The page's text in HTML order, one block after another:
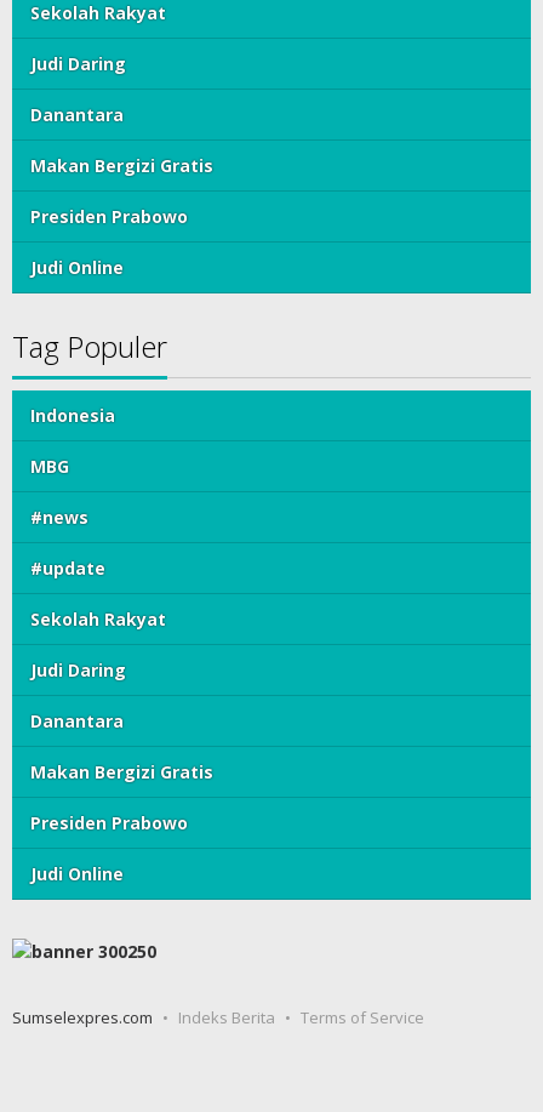
Sekolah Rakyat
Judi Daring
Danantara
Makan Bergizi Gratis
Presiden Prabowo
Judi Online
Tag Populer
Indonesia
MBG
#news
#update
Sekolah Rakyat
Judi Daring
Danantara
Makan Bergizi Gratis
Presiden Prabowo
Judi Online
Sumselexpres.com Indeks Berita Terms of Service